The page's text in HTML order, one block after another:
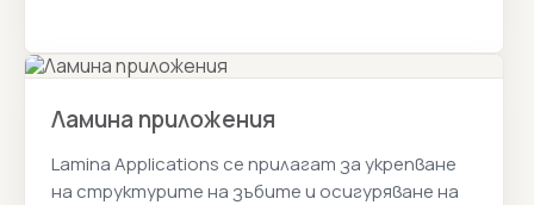
Ламина приложения
Lamina Applications се прилагат за укрепване
на структурите на зъбите и осигуряване на